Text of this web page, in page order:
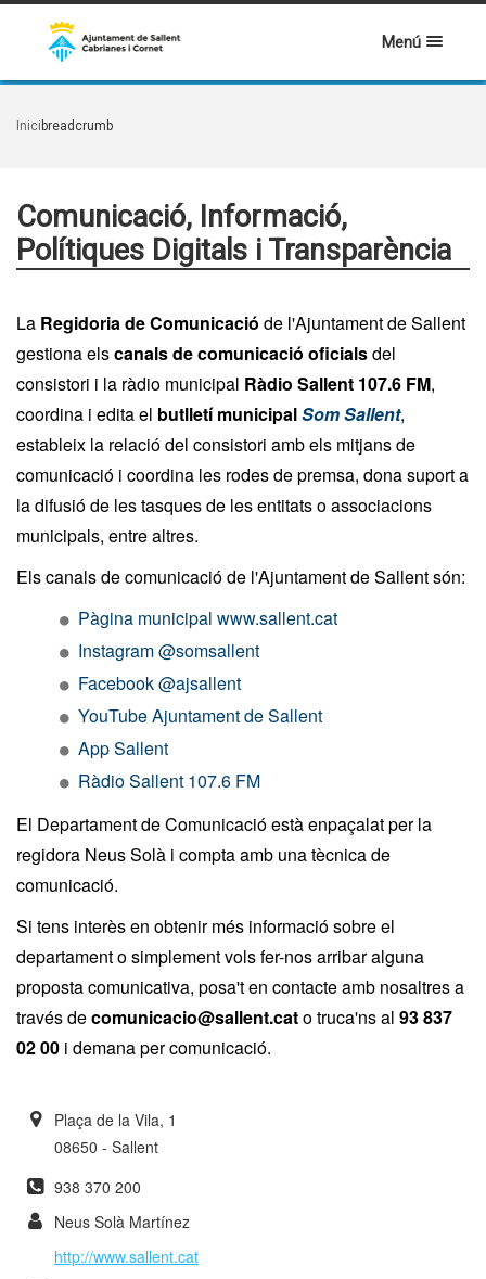
Menú
Inici breadcrumb
Comunicació, Informació,
Polítiques Digitals i Transparència
La Regidoria de Comunicació de l'Ajuntament de Sallent
gestiona elscanals de comunicació oficialsdel
consistori i la ràdio municipal Ràdio Sallent 107.6 FM,
coordina i edita el butlletí municipalSom Sallent,
estableix la relació del consistori amb els mitjans de
comunicació i coordina les rodes de premsa, dona suport a
la difusió de les tasques de les entitats o associacions
municipals, entre altres.
Els canals de comunicació de l'Ajuntament de Sallent són:
Pàgina municipal www.sallent.cat
Instagram @somsallent
Facebook @ajsallent
YouTube Ajuntament de Sallent
App Sallent
Ràdio Sallent 107.6 FM
El Departament de Comunicació està enpaçalat per la
regidora Neus Solà i compta amb una tècnica de
comunicació.
Si tens interès en obtenir més informació sobre el
departament o simplement vols fer-nos arribar alguna
proposta comunicativa, posa't en contacte amb nosaltres a
través decomunicacio@sallent.cato truca'ns al 93 837
02 00 i demana per comunicació.
Plaça de la Vila, 1
08650 - Sallent
938 370 200
Neus Solà Martínez
http://www.sallent.cat